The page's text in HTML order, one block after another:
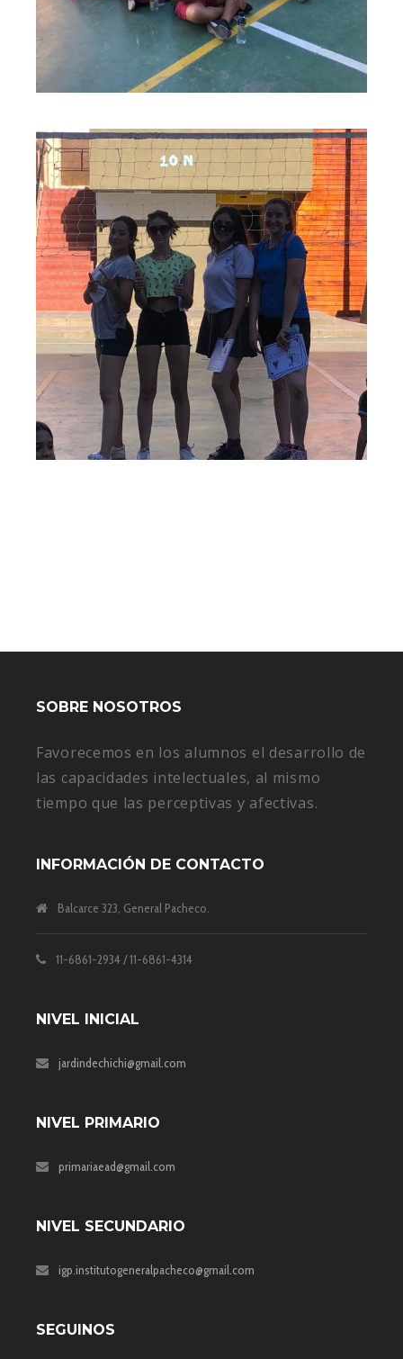
SOBRE NOSOTROS
Favorecemos en los alumnos el desarrollo de
las capacidades intelectuales, al mismo
tiempo que las perceptivas y afectivas.
INFORMACIÓN DE CONTACTO
Balcarce 323, General Pacheco.
11-6861-2934 / 11-6861-4314
NIVEL INICIAL
jardindechichi@gmail.com
NIVEL PRIMARIO
primariaead@gmail.com
NIVEL SECUNDARIO
igp.institutogeneralpacheco@gmail.com
SEGUINOS